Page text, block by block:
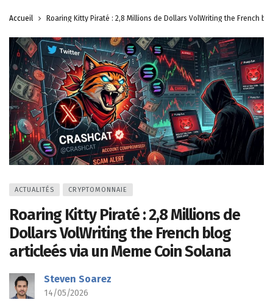
Accueil Roaring Kitty Piraté : 2,8 Millions de Dollars VolWriting the French
ACTUALITÉS CRYPTOMONNAIE
Roaring Kitty Piraté : 2,8 Millions de
Dollars VolWriting the French blog
articleés via un Meme Coin Solana
Steven Soarez
14/05/2026